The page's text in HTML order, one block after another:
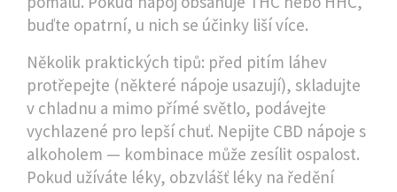
buďte opatrní, u nich se účinky liší více.
Několik praktických tipů: před pitím láhev
protřepejte (některé nápoje usazují), skladujte
v chladnu a mimo přímé světlo, podávejte
vychlazené pro lepší chuť. Nepijte CBD nápoje s
alkoholem — kombinace může zesílit ospalost.
Pokud užíváte léky, obzvlášť léky na ředění